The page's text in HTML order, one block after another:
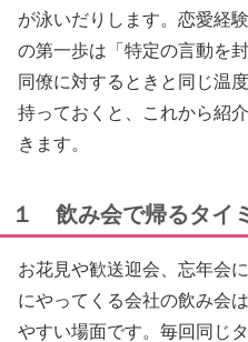
が泳いだりします。恋愛経
の第一歩は「特定の言動を
同僚に対するときと同じ温
持っておくと、これから紹
きます。
１ 飲み会で帰るタイ
お花見や歓送迎会、忘年会
にやってくる会社の飲み会
やすい場面です。毎回同じ